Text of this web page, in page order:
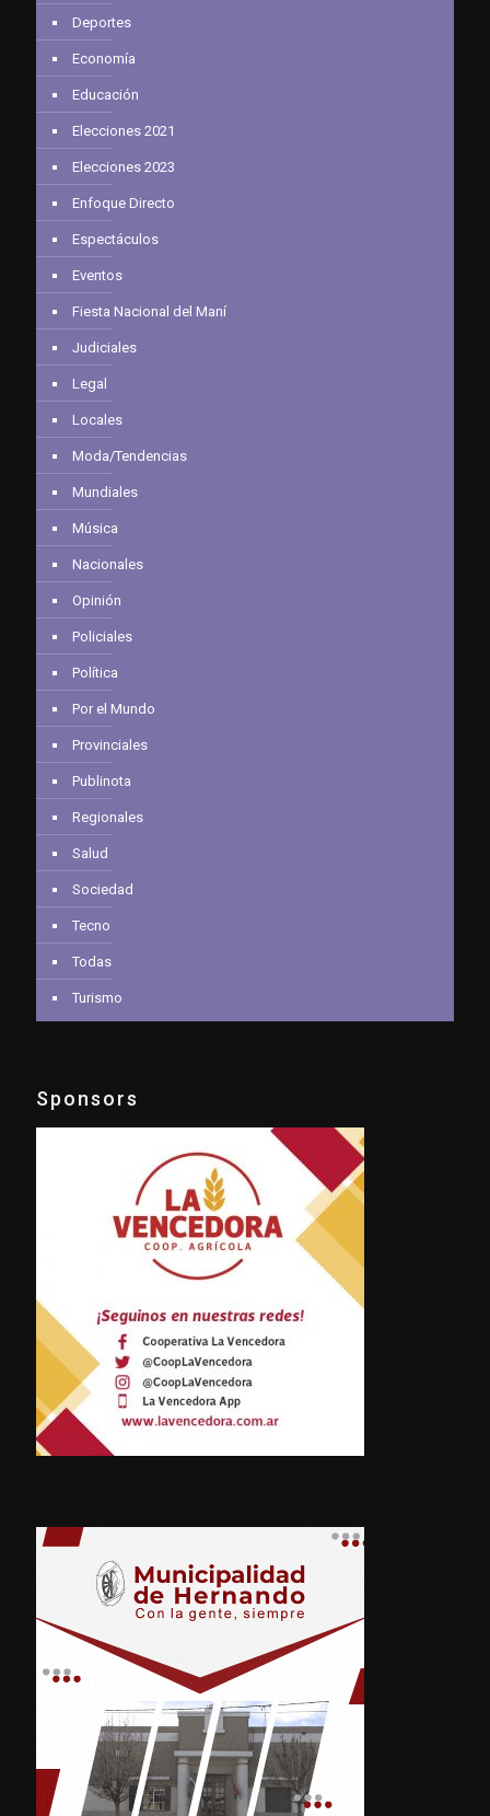
Deportes
Economía
Educación
Elecciones 2021
Elecciones 2023
Enfoque Directo
Espectáculos
Eventos
Fiesta Nacional del Maní
Judiciales
Legal
Locales
Moda/Tendencias
Mundiales
Música
Nacionales
Opinión
Policiales
Política
Por el Mundo
Provinciales
Publinota
Regionales
Salud
Sociedad
Tecno
Todas
Turismo
Sponsors